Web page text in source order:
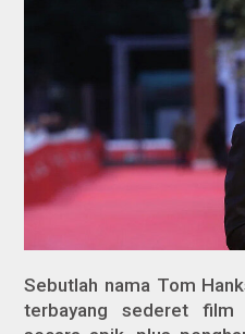
Sebutlah nama Tom
terbayang sederet film